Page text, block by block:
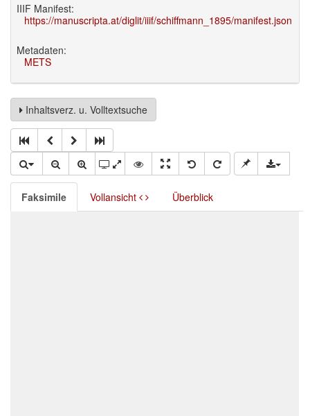
IIIF Manifest:
https://manuscripta.at/diglit/iiif/schiffmann_1895/manifest.json
Metadaten:
METS
Inhaltsverz. u. Volltextsuche
Faksimile Vollansicht Überblick